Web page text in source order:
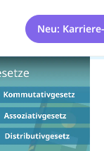
Neu: